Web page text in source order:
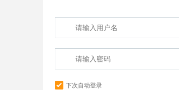
下次自动登录